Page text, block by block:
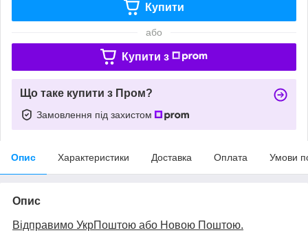
Купити
або
Купити з
Що таке купити з Пром?
Замовлення під захистом
Опис Характеристики Доставка Оплата Умови
Опис
Відправимо УкрПоштою або Новою Поштою.